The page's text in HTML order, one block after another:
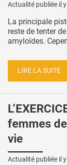
Actualité publiée il
La principale
reste de tenter
amyloïdes.
LIRE LA SUITE
femmes
vie
Actualité publiée il